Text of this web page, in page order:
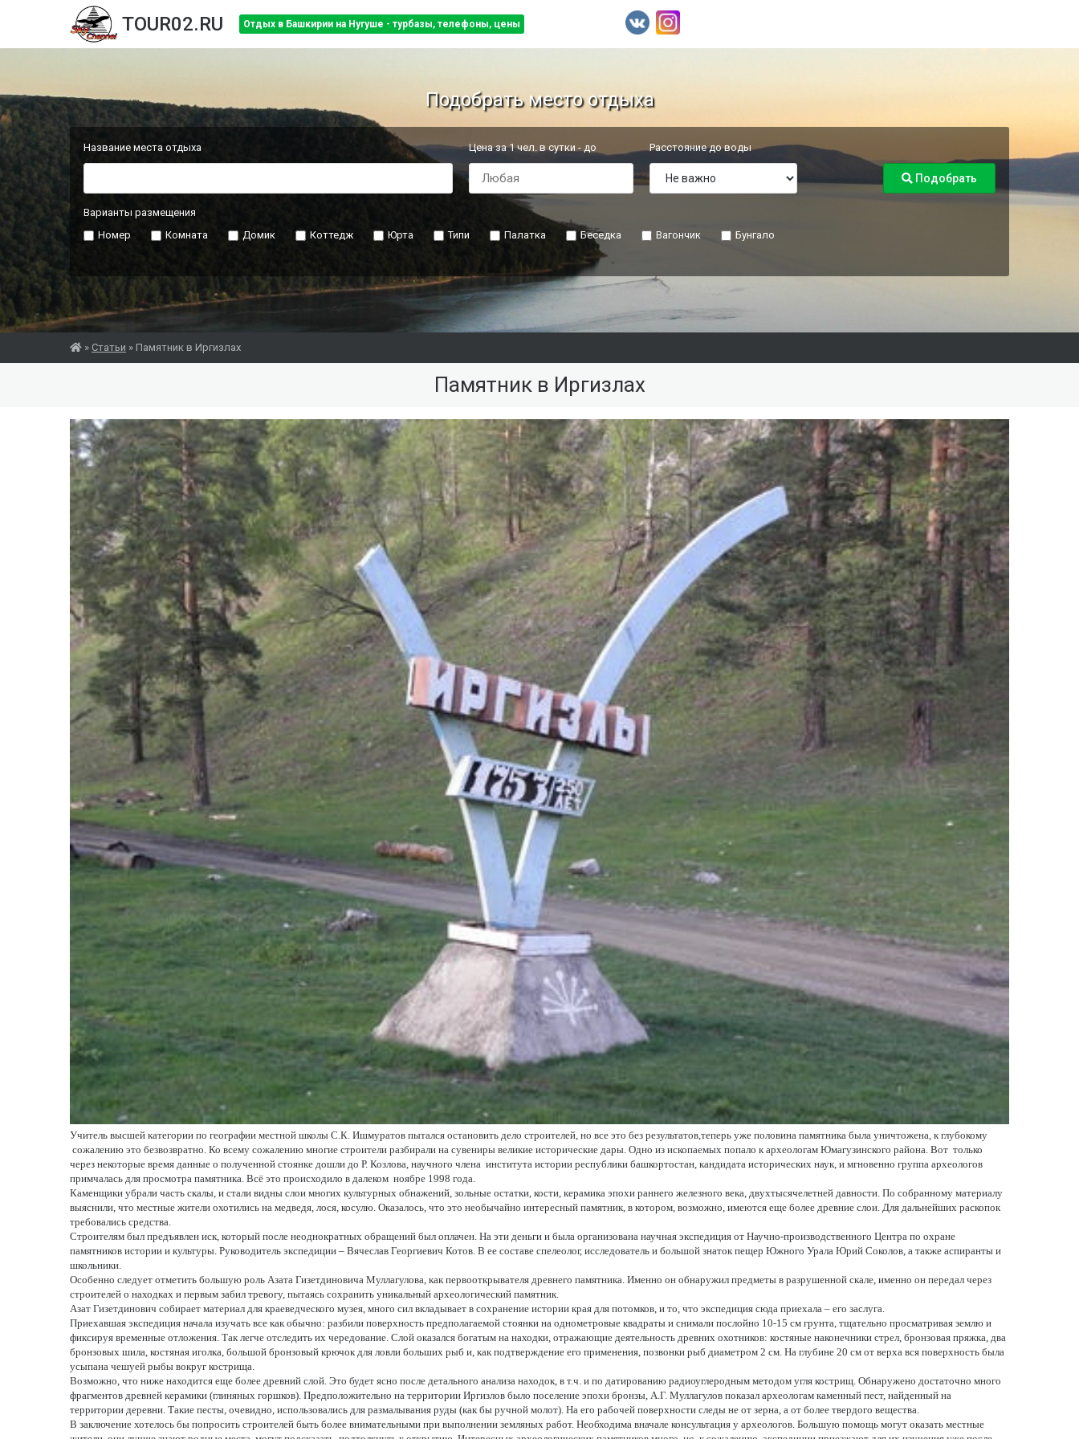
TOUR02.RU Отдых в Башкирии на Нугуше - турбазы, телефоны, цены
Подобрать место отдыха
Название места отдыха Цена за 1 чел. в сутки - до Расстояние до воды
Варианты размещения
Номер
Комната Домик Коттедж Юрта Типи Палатка Беседка Вагончик Бунгало
Подобрать
» Статьи » Памятник в Иргизлах
Памятник в Иргизлах
Учитель высшей категории по географии местной школы С.К. Ишмуратов пытался остановить дело строителей, но все это без результатов,теперь уже половина памятника была уничтожена, к глубокому
сожалению это безвозвратно. Ко всему сожалению многие строители разбирали на сувениры великие исторические дары. Одно из ископаемых попало к археологам Юмагузинского района. Вот  только
через некоторые время данные о полученной стоянке дошли до Р. Козлова, научного члена  института истории республики башкортостан, кандидата исторических наук, и мгновенно группа археологов
примчалась для просмотра памятника. Всё это происходило в далеком  ноябре 1998 года.
Каменщики убрали часть скалы, и стали видны слои многих культурных обнажений, зольные остатки, кости, керамика эпохи раннего железного века, двухтысячелетней давности. По собранному материалу
выяснили, что местные жители охотились на медведя, лося, косулю. Оказалось, что это необычайно интересный памятник, в котором, возможно, имеются еще более древние слои. Для дальнейших раскопок
требовались средства.
Строителям был предъявлен иск, который после неоднократных обращений был оплачен. На эти деньги и была организована научная экспедиция от Научно-производственного Центра по охране
памятников истории и культуры. Руководитель экспедиции – Вячеслав Георгиевич Котов. В ее составе спелеолог, исследователь и большой знаток пещер Южного Урала Юрий Соколов, а также аспиранты и
школьники.
Особенно следует отметить большую роль Азата Гизетдиновича Муллагулова, как первооткрывателя древнего памятника. Именно он обнаружил предметы в разрушенной скале, именно он передал через
строителей о находках и первым забил тревогу, пытаясь сохранить уникальный археологический памятник.
Азат Гизетдинович собирает материал для краеведческого музея, много сил вкладывает в сохранение истории края для потомков, и то, что экспедиция сюда приехала – его заслуга.
Приехавшая экспедиция начала изучать все как обычно: разбили поверхность предполагаемой стоянки на однометровые квадраты и снимали послойно 10-15 см грунта, тщательно просматривая землю и
фиксируя временные отложения. Так легче отследить их чередование. Слой оказался богатым на находки, отражающие деятельность древних охотников: костяные наконечники стрел, бронзовая пряжка, два
бронзовых шила, костяная иголка, большой бронзовый крючок для ловли больших рыб и, как подтверждение его применения, позвонки рыб диаметром 2 см. На глубине 20 см от верха вся поверхность была
усыпана чешуей рыбы вокруг кострища.
Возможно, что ниже находится еще более древний слой. Это будет ясно после детального анализа находок, в т.ч. и по датированию радиоуглеродным методом угля кострищ. Обнаружено достаточно много
фрагментов древней керамики (глиняных горшков). Предположительно на территории Иргизлов было поселение эпохи бронзы, А.Г. Муллагулов показал археологам каменный пест, найденный на
территории деревни. Такие песты, очевидно, использовались для размалывания руды (как бы ручной молот). На его рабочей поверхности следы не от зерна, а от более твердого вещества.
В заключение хотелось бы попросить строителей быть более внимательными при выполнении земляных работ. Необходима вначале консультация у археологов. Большую помощь могут оказать местные